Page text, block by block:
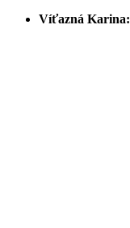
Víťazná Karina: